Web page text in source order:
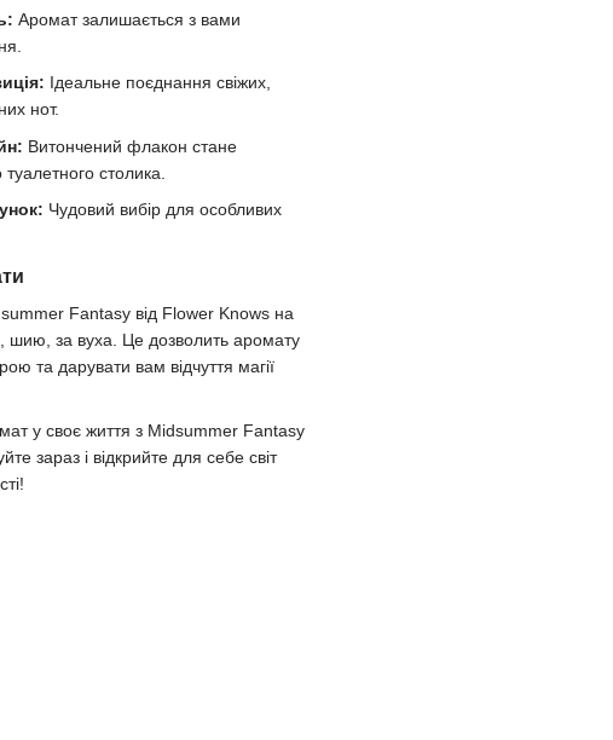
Аромат залишається з вами
Ідеальне поєднання свіжих,
нот.
Витончений флакон стане
столика.
Чудовий вибір для особливих
Fantasy від Flower Knows на
шию, за вуха. Це дозволить аромату
та дарувати вам відчуття магії
у своє життя з Midsummer Fantasy
зараз і відкрийте для себе світ